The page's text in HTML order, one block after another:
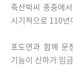
죽산박씨 종중에
시기적으로 110년
포도연과 함께 문
기능이 신하가 임